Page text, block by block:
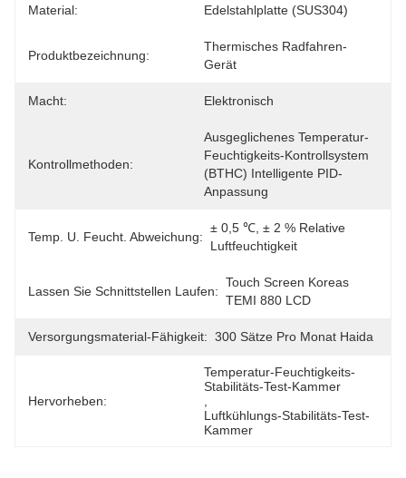
Material: Edelstahlplatte (SUS304)
Produktbezeichnung:
Thermisches Radfahren-
Gerät
Macht: Elektronisch
Kontrollmethoden:
Ausgeglichenes Temperatur-
Feuchtigkeits-Kontrollsystem
(BTHC) Intelligente PID-
Anpassung
Temp. U. Feucht. Abweichung:
± 0,5 ℃, ± 2 % Relative
Luftfeuchtigkeit
Lassen Sie Schnittstellen Laufen:
Touch Screen Koreas
TEMI 880 LCD
Versorgungsmaterial-Fähigkeit: 300 Sätze Pro Monat Haida
Hervorheben:
Temperatur-Feuchtigkeits-
Stabilitäts-Test-Kammer
Luftkühlungs-Stabilitäts-Test-
Kammer